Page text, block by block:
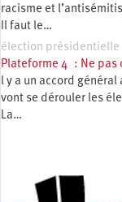
racisme et
Il faut le…
élection présidentielle
Plateforme 4 : Ne pas
l y a un accord
vont se dérouler les
La…